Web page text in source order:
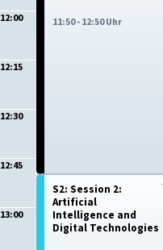
12:00
12:15
12:30
12:45
13:00
11:50 - 12:50 Uhr
S2: Session 2:
Artificial
Intelligence and
Digital Technologies